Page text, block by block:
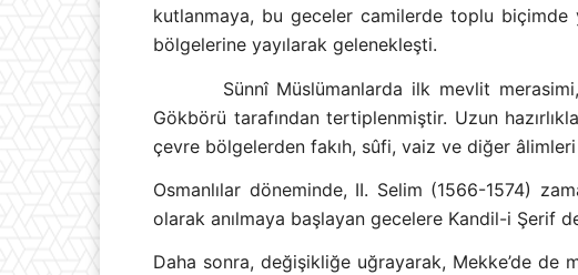
kutlanmaya, bu geceler camilerde toplu biçimde
bölgelerine yayılarak gelenekleşti.
Sünnî Müslümanlarda ilk mevlit
Gökbörü tarafından tertiplenmiştir. Uzun
çevre bölgelerden fakıh, sûfi, vaiz ve diğer
Osmanlılar döneminde, II. Selim (1566-1574)
olarak anılmaya başlayan gecelere Kandil-i Şerif
Daha sonra, değişikliğe uğrayarak, Mekke’de de